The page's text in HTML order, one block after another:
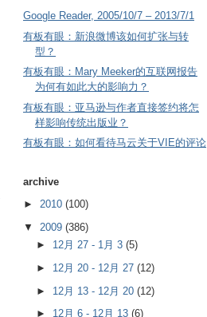
Google Reader, 2005/10/7 – 2013/7/1
有板有眼：新浪微博该如何扩张与转
型？
有板有眼：Mary Meeker的互联网报告
为何有如此大的影响力？
有板有眼：亚马逊与作者直接签约将怎
样影响传统出版业？
有板有眼：如何看待马云关于VIE的评论
archive
► 2010 (100)
▼ 2009 (386)
► 12月 27 - 1月 3 (5)
► 12月 20 - 12月 27 (12)
► 12月 13 - 12月 20 (12)
► 12月 6 - 12月 13 (6)